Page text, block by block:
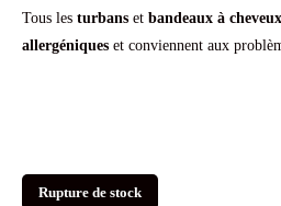
Tous les turbans et bandeaux à
allergéniques et conviennent aux
Rupture de stock